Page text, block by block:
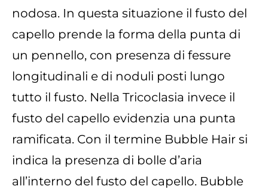
nodosa. In questa situazione il fusto del
capello prende la forma della punta di
un pennello, con presenza di fessure
longitudinali e di noduli posti lungo
tutto il fusto. Nella Tricoclasia invece il
fusto del capello evidenzia una punta
ramificata. Con il termine Bubble Hair si
indica la presenza di bolle d’aria
all’interno del fusto del capello. Bubble